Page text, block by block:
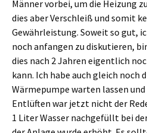
Männer vorbei, um die Heizung
dies aber Verschleiß und somit
Gewährleistung. Soweit so gut,
noch anfangen zu diskutieren,
dies nach 2 Jahren eigentlich
kann. Ich habe auch gleich noch
Wärmepumpe warten lassen
Entlüften war jetzt nicht der
1 Liter Wasser nachgefüllt bei